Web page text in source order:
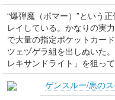
“爆弾魔（ボマー）”という
レイしている。かなりの実
で大量の指定ポケットカー
ツェヅゲラ組を出しぬいた
レキサンドライト」を狙っ
ゲンスルー/悪の